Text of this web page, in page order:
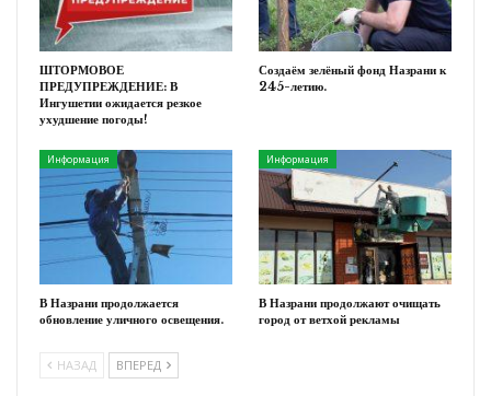
ШТОРМОВОЕ
ПРЕДУПРЕЖДЕНИЕ: В
Ингушетии ожидается резкое
ухудшение погоды!
Создаём зелёный фонд Назрани к
245-летию.
Информация
В Назрани продолжается
обновление уличного освещения.
Информация
В Назрани продолжают очищать
город от ветхой рекламы
НАЗАД ВПЕРЕД